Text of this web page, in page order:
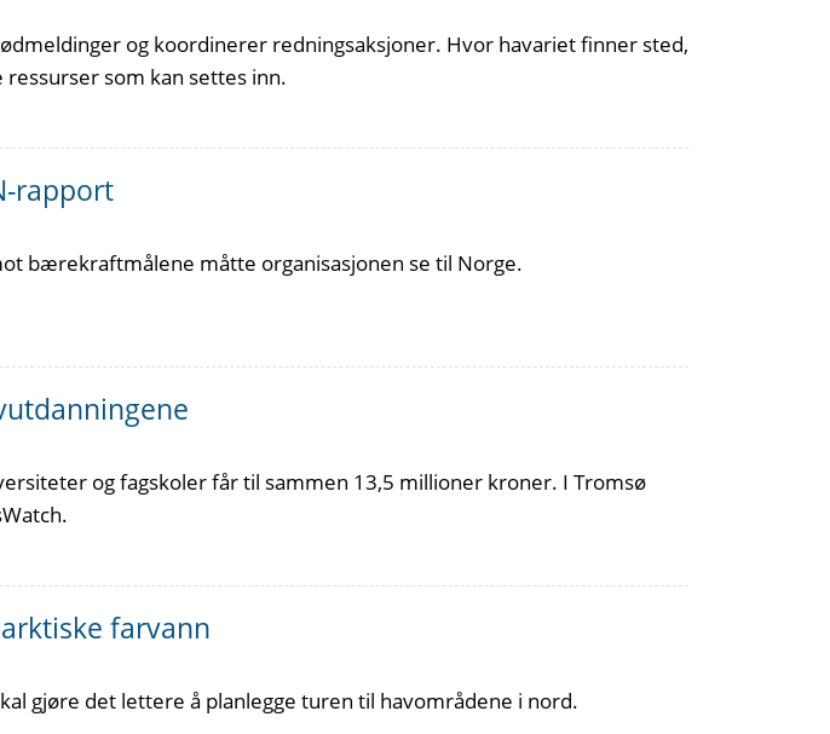
og koordinerer redningsaksjoner. Hvor havariet finner sted,
som kan settes inn.
rapport
bærekraftmålene måtte organisasjonen se til Norge.
og fagskoler får til sammen 13,5 millioner kroner. I Tromsø
farvann
gjøre det lettere å planlegge turen til havområdene i nord.